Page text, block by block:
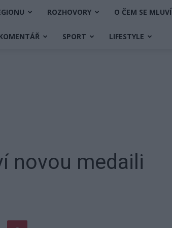
ROZHOVORY O ČEM SE MLUVÍ
SPORT LIFESTYLE
novou medaili